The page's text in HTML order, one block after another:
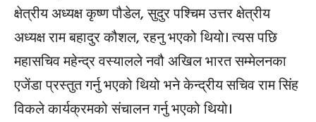
क्षेत्रीय अध्यक्ष कृष्ण पौडेल, सुदुर पश्चिम उत्तर क्षेत्रीय
अध्यक्ष राम बहादुर कौशल, रहनु भएको थियो। त्यस पछि
महासचिव महेन्द्र वस्यालले नवौ अखिल भारत सम्मेलनका
एजेंडा प्रस्तुत गर्नु भएको थियो भने केन्द्रीय सचिव राम सिंह
विकले कार्यक्रमको संचालन गर्नु भएको थियो।